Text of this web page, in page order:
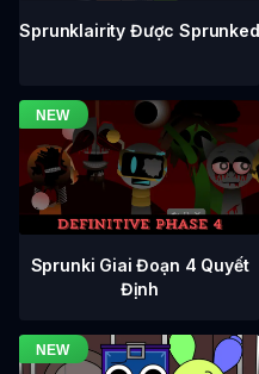
Sprunklairity Được Sprunked
Sprunki Giai Đoạn 4 Quyết
Định